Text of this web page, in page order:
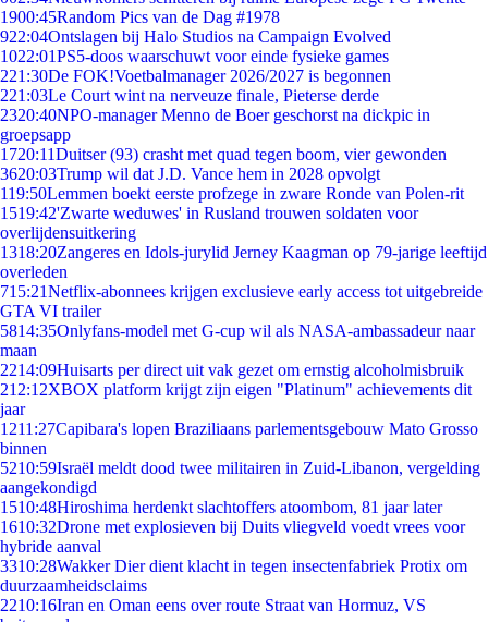
1900:45Random Pics van de Dag #1978
922:04Ontslagen bij Halo Studios na Campaign Evolved
1022:01PS5-doos waarschuwt voor einde fysieke games
221:30De FOK!Voetbalmanager 2026/2027 is begonnen
221:03Le Court wint na nerveuze finale, Pieterse derde
2320:40NPO-manager Menno de Boer geschorst na dickpic in
groepsapp
1720:11Duitser (93) crasht met quad tegen boom, vier gewonden
3620:03Trump wil dat J.D. Vance hem in 2028 opvolgt
119:50Lemmen boekt eerste profzege in zware Ronde van Polen-rit
1519:42'Zwarte weduwes' in Rusland trouwen soldaten voor
overlijdensuitkering
1318:20Zangeres en Idols-jurylid Jerney Kaagman op 79-jarige leeftijd
overleden
715:21Netflix-abonnees krijgen exclusieve early access tot uitgebreide
GTA VI trailer
5814:35Onlyfans-model met G-cup wil als NASA-ambassadeur naar
maan
2214:09Huisarts per direct uit vak gezet om ernstig alcoholmisbruik
212:12XBOX platform krijgt zijn eigen "Platinum" achievements dit
jaar
1211:27Capibara's lopen Braziliaans parlementsgebouw Mato Grosso
binnen
5210:59Israël meldt dood twee militairen in Zuid-Libanon, vergelding
aangekondigd
1510:48Hiroshima herdenkt slachtoffers atoombom, 81 jaar later
1610:32Drone met explosieven bij Duits vliegveld voedt vrees voor
hybride aanval
3310:28Wakker Dier dient klacht in tegen insectenfabriek Protix om
duurzaamheidsclaims
2210:16Iran en Oman eens over route Straat van Hormuz, VS